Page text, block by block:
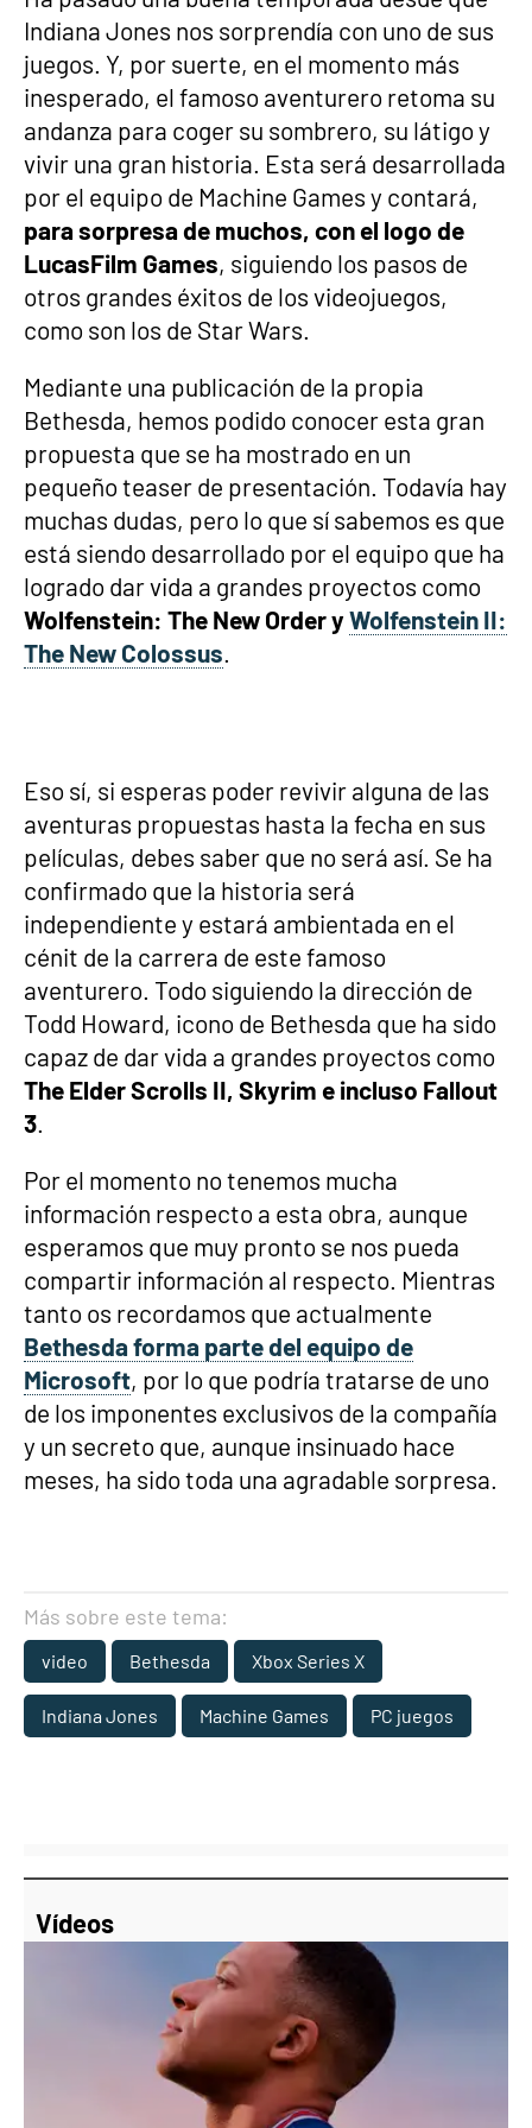
Indiana Jones nos sorprendía con uno de sus
juegos. Y, por suerte, en el momento más
inesperado, el famoso aventurero retoma su
andanza para coger su sombrero, su látigo y
vivir una gran historia. Esta será desarrollada
por el equipo de Machine Games y contará,
para sorpresa de muchos, con el logo de
LucasFilm Games, siguiendo los pasos de
otros grandes éxitos de los videojuegos,
como son los de Star Wars.
Mediante una publicación de la propia
Bethesda, hemos podido conocer esta gran
propuesta que se ha mostrado en un
pequeño teaser de presentación. Todavía hay
muchas dudas, pero lo que sí sabemos es que
está siendo desarrollado por el equipo que ha
logrado dar vida a grandes proyectos como
Wolfenstein: The New Order yWolfenstein II:
The New Colossus.
Eso sí, si esperas poder revivir alguna de las
aventuras propuestas hasta la fecha en sus
películas, debes saber que no será así. Se ha
confirmado que la historia será
independiente y estará ambientada en el
cénit de la carrera de este famoso
aventurero. Todo siguiendo la dirección de
Todd Howard, icono de Bethesda que ha sido
capaz de dar vida a grandes proyectos como
The Elder Scrolls II, Skyrim e incluso Fallout
3.
Por el momento no tenemos mucha
información respecto a esta obra, aunque
esperamos que muy pronto se nos pueda
compartir información al respecto. Mientras
tanto os recordamos que actualmente
Bethesda forma parte del equipo de
Microsoft, por lo que podría tratarse de uno
de los imponentes exclusivos de la compañía
y un secreto que, aunque insinuado hace
meses, ha sido toda una agradable sorpresa.
Más sobre este tema:
video Bethesda Xbox Series X
Indiana Jones Machine Games PC juegos
Vídeos